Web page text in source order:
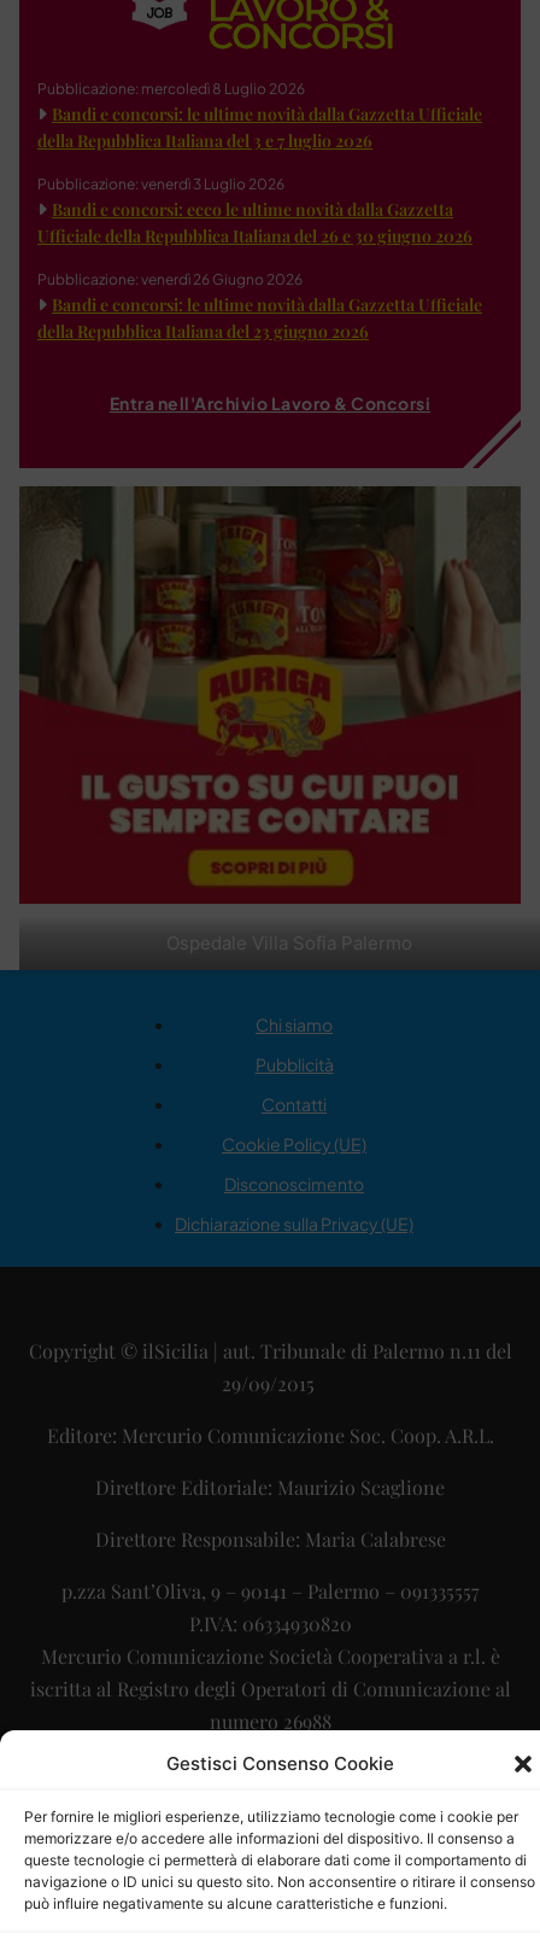
Gestisci Consenso Cookie
Per fornire le migliori esperienze, utilizziamo tecnologie come i cookie per
memorizzare e/o accedere alle informazioni del dispositivo. Il consenso a
queste tecnologie ci permetterà di elaborare dati come il comportamento di
navigazione o ID unici su questo sito. Non acconsentire o ritirare il consenso
può influire negativamente su alcune caratteristiche e funzioni.
Ospedale Villa Sofia Palermo
Pubblicazione: mercoledì 8 Luglio 2026
Bandi e concorsi: le ultime novità dalla Gazzetta Ufficiale
della Repubblica Italiana del 3 e 7 luglio 2026
Pubblicazione: venerdì 3 Luglio 2026
Bandi e concorsi: ecco le ultime novità dalla Gazzetta
Ufficiale della Repubblica Italiana del 26 e 30 giugno 2026
Pubblicazione: venerdì 26 Giugno 2026
Bandi e concorsi: le ultime novità dalla Gazzetta Ufficiale
della Repubblica Italiana del 23 giugno 2026
Entra nell'Archivio Lavoro & Concorsi
Chi siamo
Pubblicità
Contatti
Cookie Policy (UE)
Disconoscimento
Dichiarazione sulla Privacy (UE)
Copyright © ilSicilia | aut. Tribunale di Palermo n.11 del
29/09/2015
Editore: Mercurio Comunicazione Soc. Coop. A.R.L.
Direttore Editoriale: Maurizio Scaglione
Direttore Responsabile: Maria Calabrese
p.zza Sant’Oliva, 9 – 90141 – Palermo – 091335557
P.IVA: 06334930820
Mercurio Comunicazione Società Cooperativa a r.l. è
iscritta al Registro degli Operatori di Comunicazione al
numero 26988
Sito gestito daLa Digitale srl– info@ladigitale.it